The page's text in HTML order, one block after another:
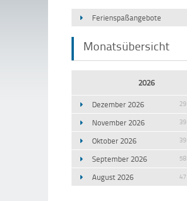
Ferienspaßangebote
Monatsübersicht
2026
Dezember 2026
November 2026
Oktober 2026
September 2026
August 2026